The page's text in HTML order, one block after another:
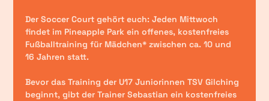
Der Soccer Court gehört euch: Jeden Mittwoch
findet im Pineapple Park ein offenes, kostenfreies
Fußballtraining für Mädchen* zwischen ca. 10 und
16 Jahren statt.
Bevor das Training der U17 Juniorinnen TSV Gilching
beginnt, gibt der Trainer Sebastian ein kostenfreies